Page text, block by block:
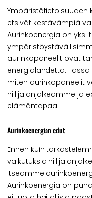
Ympäristötietoisuuden
etsivät kestävämpiä
Aurinkoenergia on yksi
aurinkopaneelit ovat
energialähdettä.
miten aurinkopaneelit
hiilijalanjälkeämme ja
elämäntapaa.
Aurinkoenergian edut
Ennen kuin
vaikutuksia
itseämme
Aurinkoenergia on